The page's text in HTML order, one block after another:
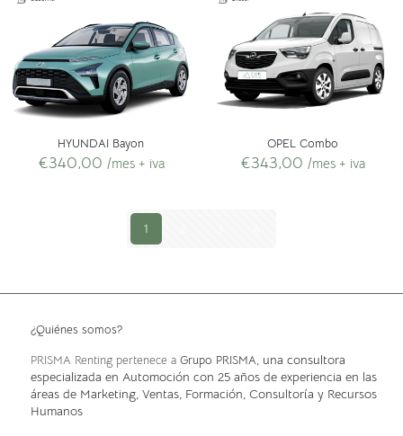
HYUNDAI Bayon
€340,00 /mes + iva
OPEL Combo
€343,00 /mes + iva
1
¿Quiénes somos?
PRISMA Renting pertenece a Grupo PRISMA, una consultora
especializada en Automoción con 25 años de experiencia en las
áreas de Marketing, Ventas, Formación, Consultoría y Recursos
Humanos